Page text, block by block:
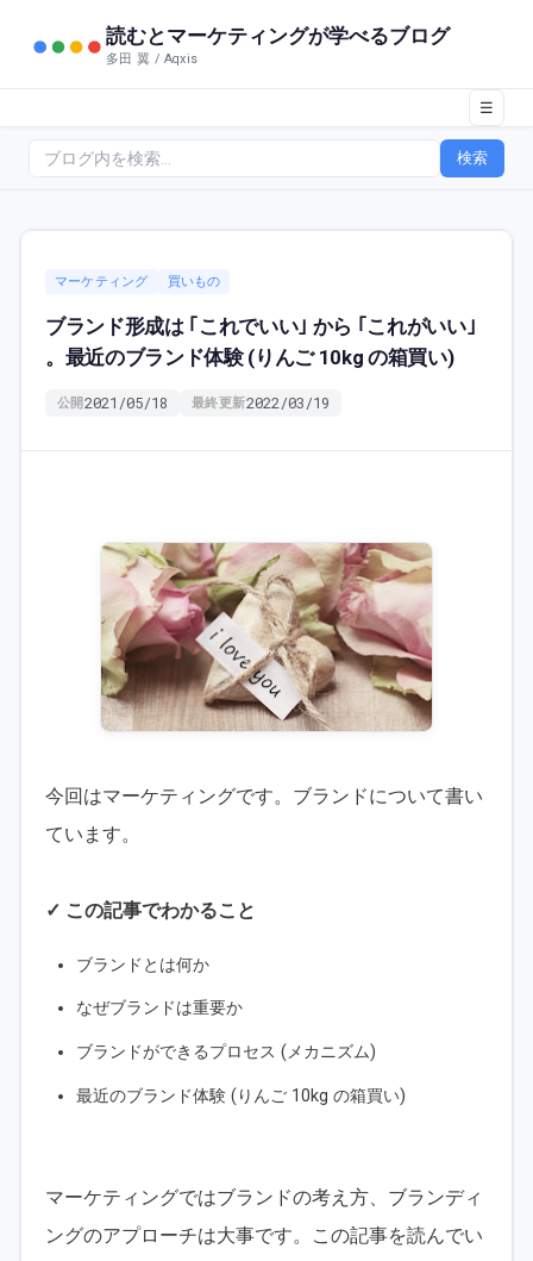
読むとマーケティングが学べるブログ
多田 翼 / Aqxis
☰
検索
マーケティング 買いもの
ブランド形成は ｢これでいい｣ から ｢これがいい｣
。最近のブランド体験 (りんご 10kg の箱買い)
公開2021/05/18 最終更新2022/03/19
今回はマーケティングです。ブランドについて書い
ています。
✓ この記事でわかること
ブランドとは何か
なぜブランドは重要か
ブランドができるプロセス (メカニズム)
最近のブランド体験 (りんご 10kg の箱買い)
マーケティングではブランドの考え方、ブランディ
ングのアプローチは大事です。この記事を読んでい